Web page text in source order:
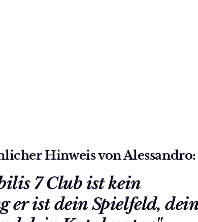
Hinweis von Alessandro:
7 Club ist kein
er ist dein Spielfeld,